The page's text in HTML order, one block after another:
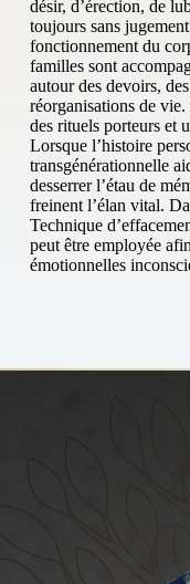
désir, d’érection, de
toujours sans
fonctionnement du
familles sont
autour des devoirs,
réorganisations de
des rituels porteurs et
Lorsque l’histoire
transgénérationnelle
desserrer l’étau de
freinent l’élan vital.
Technique
peut être employée
émotionnelles